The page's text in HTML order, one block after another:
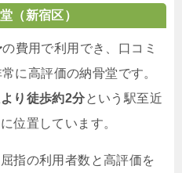
（新宿区）
の費用で利用でき、口コミ
に高評価の納骨堂です。
り徒歩約2分という駅至近
位置しています。
指の利用者数と高評価を